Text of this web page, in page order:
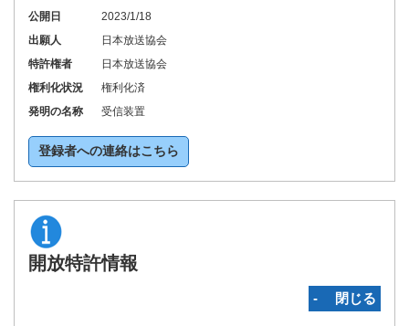
公開日
2023/1/18
出願人
日本放送協会
特許権者
日本放送協会
権利化状況
権利化済
発明の名称
受信装置
登録者への連絡はこちら
開放特許情報
‐ 閉じる